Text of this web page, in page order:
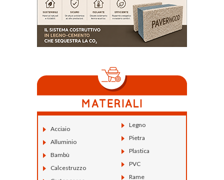
Acciaio
Alluminio
Bambù
Calcestruzzo
Legno
Pietra
Plastica
PVC
Rame